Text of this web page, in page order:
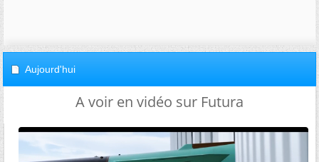
Aujourd'hui
A voir en vidéo sur Futura